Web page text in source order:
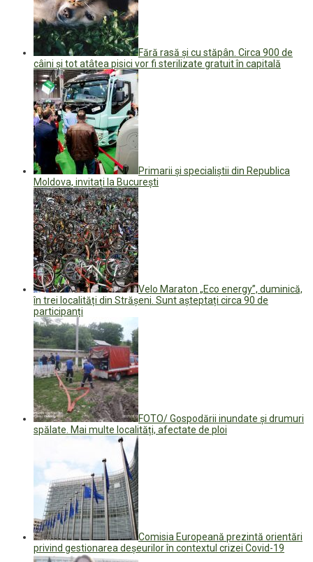
Fără rasă și cu stăpân. Circa 900 de
câini și tot atâtea pisici vor fi sterilizate gratuit în capitală
Primarii și specialiștii din Republica
Moldova, invitați la București
Velo Maraton „Eco energy”, duminică,
în trei localități din Strășeni. Sunt așteptați circa 90 de
participanți
FOTO/ Gospodării inundate și drumuri
spălate. Mai multe localități, afectate de ploi
Comisia Europeană prezintă orientări
privind gestionarea deşeurilor în contextul crizei Covid-19